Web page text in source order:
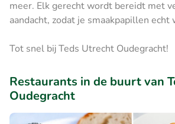
meer. Elk gerecht wordt bereidt met
aandacht, zodat je smaakpapillen
Tot snel bij Teds Utrecht Oudegracht!
Restaurants in de buurt van
Oudegracht